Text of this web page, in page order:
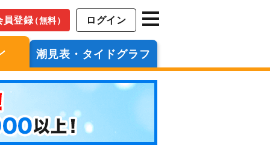
員登録（無料） ログイン
潮見表・タイドグラフ